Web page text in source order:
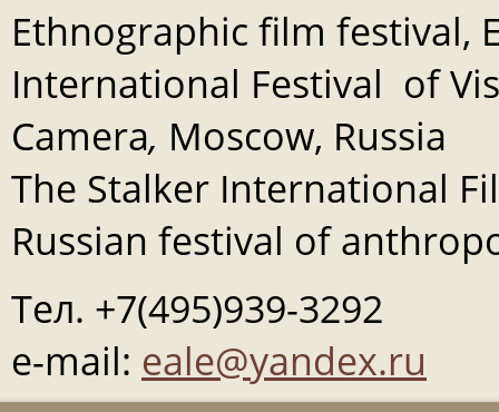
Ethnographic film festival,
International Festival of
Camera, Moscow, Russia
The Stalker International
Russian festival of
Тел. +7(495)939-3292
e-mail: eale@yandex.ru